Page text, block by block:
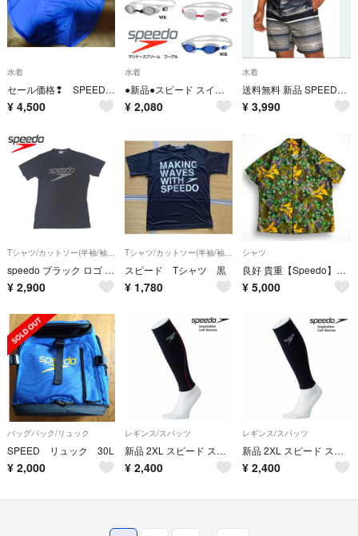
水着
セール価格❢ SPEEDO 競泳水着 メンズ L ブルー 90年代
¥ 4,500
水着
●新品●スピード スイミングゴーグル フィットネスモデル ホワイト×ブラック
¥ 2,080
水着
送料無料 新品 SPEEDO ECO 4WAY コンフォートストレッチ XL
¥ 3,990
speedo ブラック ロゴ 半袖Tシャツ
¥ 2,900
スピード Tシャツ 黒
¥ 1,780
シャツ
良好 貴重【Speedo】花柄 ボタニカル オープンカラーシャツ アロハ 日本製
¥ 5,000
バッグパック/リュック
SPEED リュック 30L
¥ 2,000
レギンス/スパッツ
新品 2XL スピード スタックロゴゲイター ふくらはぎ サポーター ランニング
¥ 2,400
レギンス/スパッツ
新品 2XL スピード スタックロゴゲイター ふくらはぎ サポーター ランニング
¥ 2,400